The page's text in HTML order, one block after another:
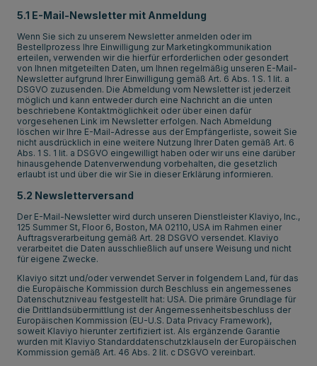
5.1 E-Mail-Newsletter mit Anmeldung
Wenn Sie sich zu unserem Newsletter anmelden oder im
Bestellprozess Ihre Einwilligung zur Marketingkommunikation
erteilen, verwenden wir die hierfür erforderlichen oder gesondert
von Ihnen mitgeteilten Daten, um Ihnen regelmäßig unseren E-Mail-
Newsletter aufgrund Ihrer Einwilligung gemäß Art. 6 Abs. 1 S. 1 lit. a
DSGVO zuzusenden. Die Abmeldung vom Newsletter ist jederzeit
möglich und kann entweder durch eine Nachricht an die unten
beschriebene Kontaktmöglichkeit oder über einen dafür
vorgesehenen Link im Newsletter erfolgen. Nach Abmeldung
löschen wir Ihre E-Mail-Adresse aus der Empfängerliste, soweit Sie
nicht ausdrücklich in eine weitere Nutzung Ihrer Daten gemäß Art. 6
Abs. 1 S. 1 lit. a DSGVO eingewilligt haben oder wir uns eine darüber
hinausgehende Datenverwendung vorbehalten, die gesetzlich
erlaubt ist und über die wir Sie in dieser Erklärung informieren.
5.2 Newsletterversand
Der E-Mail-Newsletter wird durch unseren Dienstleister Klaviyo, Inc.,
125 Summer St, Floor 6, Boston, MA 02110, USA im Rahmen einer
Auftragsverarbeitung gemäß Art. 28 DSGVO versendet. Klaviyo
verarbeitet die Daten ausschließlich auf unsere Weisung und nicht
für eigene Zwecke.
Klaviyo sitzt und/oder verwendet Server in folgendem Land, für das
die Europäische Kommission durch Beschluss ein angemessenes
Datenschutzniveau festgestellt hat: USA. Die primäre Grundlage für
die Drittlandsübermittlung ist der Angemessenheitsbeschluss der
Europäischen Kommission (EU-U.S. Data Privacy Framework),
soweit Klaviyo hierunter zertifiziert ist. Als ergänzende Garantie
wurden mit Klaviyo Standarddatenschutzklauseln der Europäischen
Kommission gemäß Art. 46 Abs. 2 lit. c DSGVO vereinbart.